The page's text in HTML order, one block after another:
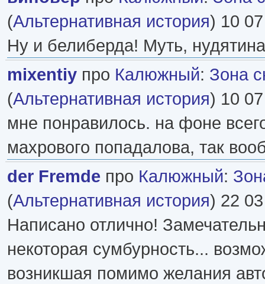
(Альтернативная история) 10 07
Ну и белиберда! Муть,
mixentiy про Калюжный: Зона
(Альтернативная история) 10 07
мне понравилось. на фоне
махрового попадалова, так
der Fremde про Калюжный:
(Альтернативная история) 22 03
Написано отлично!
некоторая сумбурность...
возникшая помимо желания